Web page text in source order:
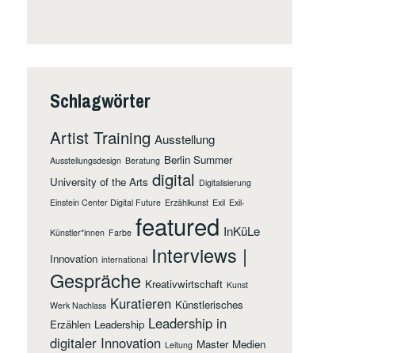
Schlagwörter
Artist Training Ausstellung
Ausstellungsdesign Beratung Berlin Summer
University of the Arts digital Digitalisierung
Einstein Center Digital Future Erzählkunst Exil Exil-
Künstler*innen Farbe featured InKüLe
Innovation international Interviews |
Gespräche Kreativwirtschaft Kunst
Werk Nachlass Kuratieren Künstlerisches
Erzählen Leadership Leadership in
digitaler Innovation Leitung Master Medien